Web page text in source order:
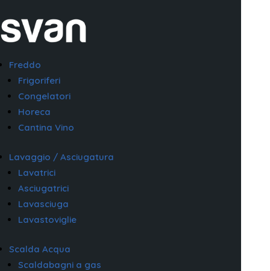
Freddo
Frigoriferi
Congelatori
Horeca
Cantina Vino
Lavaggio / Asciugatura
Lavatrici
Asciugatrici
Lavasciuga
Lavastoviglie
Scalda Acqua
Scaldabagni a gas